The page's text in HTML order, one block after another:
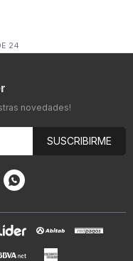
24
novedades!
SUSCRIBIRME
